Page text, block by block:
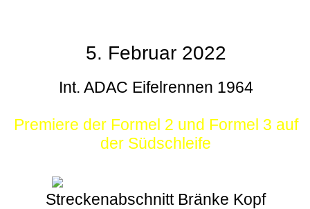
5. Februar 2022
Int. ADAC Eifelrennen 1964
Premiere der Formel 2 und Formel 3 auf
der Südschleife
Streckenabschnitt Bränke Kopf